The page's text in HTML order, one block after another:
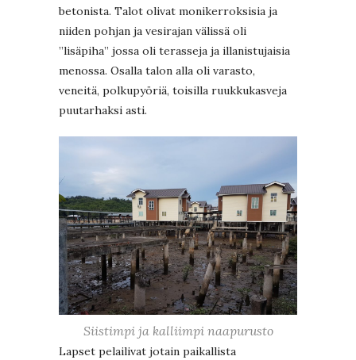
betonista. Talot olivat monikerroksisia ja
niiden pohjan ja vesirajan välissä oli
”lisäpiha” jossa oli terasseja ja illanistujaisia
menossa. Osalla talon alla oli varasto,
veneitä, polkupyöriä, toisilla ruukkukasveja
puutarhaksi asti.
Siistimpi ja kalliimpi naapurusto
Lapset pelailivat jotain paikallista